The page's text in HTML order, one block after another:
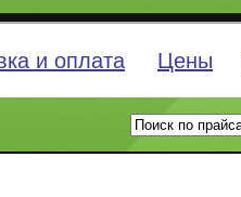
и оплата Цены